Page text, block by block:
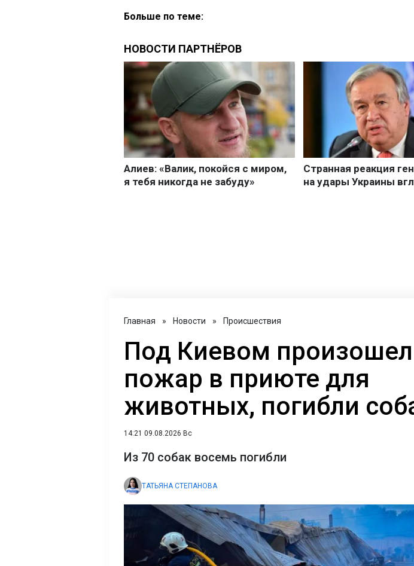
Больше по теме:
Главная » Новости » Происшествия
Под Киевом произошел
пожар в приюте для
животных, погибли
14:21 09.08.2026 Вс
Из 70 собак восемь погибли
ТАТЬЯНА СТЕПАНОВА